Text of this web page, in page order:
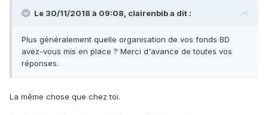
Le 30/11/2018 à 09:08, clairenbib a dit :
Plus généralement quelle organisation de vos fonds BD
avez-vous mis en place ? Merci d'avance de toutes vos
réponses.
La même chose que chez toi.